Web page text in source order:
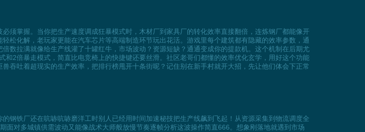
须掌握。当你把生产速度调成狂暴模式时，木材厂到家具厂的转化效率直接翻倍，连炼钢厂都能像开
松化解，老玩家更能在汽车芯片等高端制造环节玩出花活。游戏里每个建筑都有隐藏的效率参数，通
数拉满就像给生产线灌了十罐红牛，市场波动？资源短缺？通通变成你的提款机。这个机制在后期尤
2倍暴走模式，简直比电竞椅上的快捷键还要丝滑。社区老哥们都懂的效率优化玄学，用好这个功能
吞吐着超现实的生产效率，把排行榜甩开十条街呢？记住别在新手村就开大招，先让他们体会下正常
钢铁厂还在吭哧吭哧磨洋工时别人已经用时间加速秘技把生产线飙到飞起！从资源采集到物流调度全
对多城镇供需波动又能像战术大师般放慢节奏逐帧分析这波操作简直666。想象刚落地就遇到市场